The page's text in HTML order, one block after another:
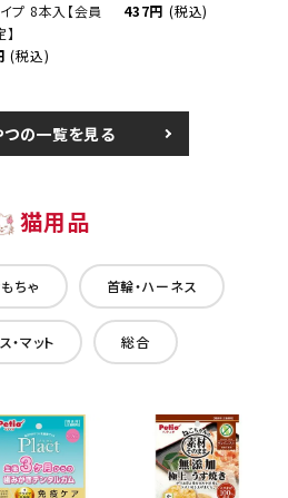
プ 8本入【会員
(税込)
437円 (税込)
の一覧を見る
猫用品
ちゃ 首輪・ハーネス
・マット 総合